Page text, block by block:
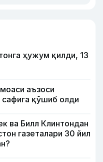
ҳужум қилди, 13
аъзоси
қўшиб олди
ва Билл Клинтондан
газеталари 30 йил